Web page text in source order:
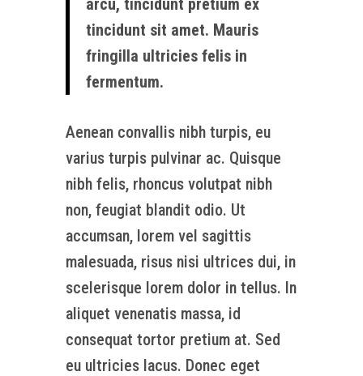
arcu, tincidunt pretium ex
tincidunt sit amet. Mauris
fringilla ultricies felis in
fermentum.
Aenean convallis nibh turpis, eu
varius turpis pulvinar ac. Quisque
nibh felis, rhoncus volutpat nibh
non, feugiat blandit odio. Ut
accumsan, lorem vel sagittis
malesuada, risus nisi ultrices dui, in
scelerisque lorem dolor in tellus. In
aliquet venenatis massa, id
consequat tortor pretium at. Sed
eu ultricies lacus. Donec eget